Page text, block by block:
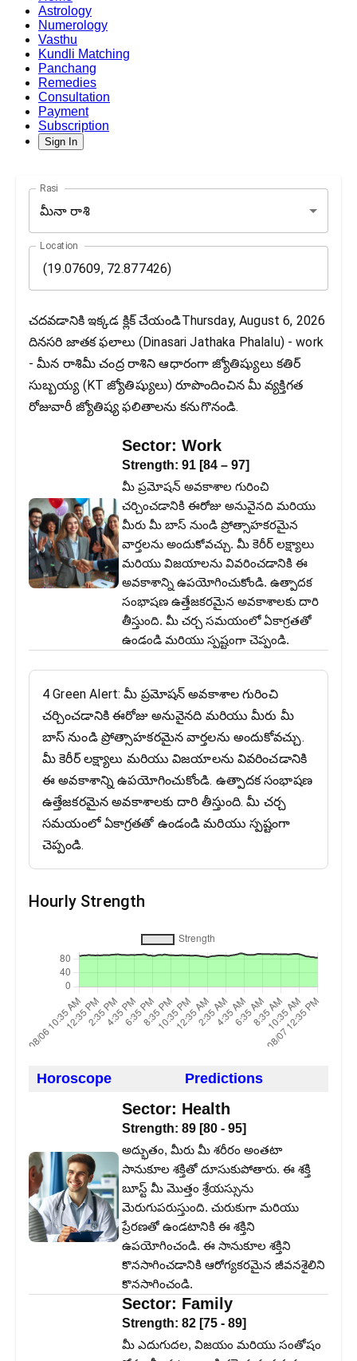
Astrology
Numerology
Vasthu
Kundli Matching
Panchang
Remedies
Consultation
Payment
Subscription
Sign In
Rasi
మీనా రాశి
Location
చదవడానికి ఇక్కడ క్లిక్ చేయండిThursday, August 6, 2026
దినసరి జాతక ఫలాలు (Dinasari Jathaka Phalalu) - work
- మీన రాశిమీ చంద్ర రాశిని ఆధారంగా జ్యోతిష్యులు కతిర్
సుబ్బయ్య (KT జ్యోతిష్యులు) రూపొందించిన మీ వ్యక్తిగత
రోజువారీ జ్యోతిష్య ఫలితాలను కనుగొనండి.
Sector: Work
Strength: 91 [84 – 97]
మీ ప్రమోషన్ అవకాశాల గురించి
చర్చించడానికి ఈరోజు అనువైనది మరియు
మీరు మీ బాస్ నుండి ప్రోత్సాహకరమైన
వార్తలను అందుకోవచ్చు. మీ కెరీర్ లక్ష్యాలు
మరియు విజయాలను వివరించడానికి ఈ
అవకాశాన్ని ఉపయోగించుకోండి. ఉత్పాదక
సంభాషణ ఉత్తేజకరమైన అవకాశాలకు దారి
తీస్తుంది. మీ చర్చ సమయంలో ఏకాగ్రతతో
ఉండండి మరియు స్పష్టంగా చెప్పండి.
4 Green Alert: మీ ప్రమోషన్ అవకాశాల గురించి
చర్చించడానికి ఈరోజు అనువైనది మరియు మీరు మీ
బాస్ నుండి ప్రోత్సాహకరమైన వార్తలను అందుకోవచ్చు.
మీ కెరీర్ లక్ష్యాలు మరియు విజయాలను వివరించడానికి
ఈ అవకాశాన్ని ఉపయోగించుకోండి. ఉత్పాదక సంభాషణ
ఉత్తేజకరమైన అవకాశాలకు దారి తీస్తుంది. మీ చర్చ
సమయంలో ఏకాగ్రతతో ఉండండి మరియు స్పష్టంగా
చెప్పండి.
Hourly Strength
Horoscope Predictions
Sector: Health
Strength: 89 [80 - 95]
అద్భుతం, మీరు మీ శరీరం అంతటా
సానుకూల శక్తితో దూసుకుపోతారు. ఈ శక్తి
బూస్ట్ మీ మొత్తం శ్రేయస్సును
మెరుగుపరుస్తుంది. చురుకుగా మరియు
ప్రేరణతో ఉండటానికి ఈ శక్తిని
ఉపయోగించండి. ఈ సానుకూల శక్తిని
కొనసాగించడానికి ఆరోగ్యకరమైన జీవనశైలిని
కొనసాగించండి.
Sector: Family
Strength: 82 [75 - 89]
మీ ఎదుగుదల, విజయం మరియు సంతోషం